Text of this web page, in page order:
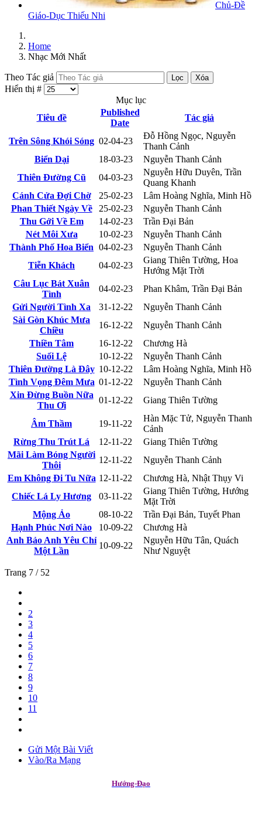
Chủ-Đề
Giáo-Dục Thiếu Nhi
Home
Nhạc Mới Nhất
Theo Tác giả Lọc Xóa
Hiển thị #
Mục lục
Tiêu đề
Published
Date
Tác giả
Trên Sông Khói Sóng 02-04-23
Đỗ Hồng Ngọc, Nguyễn
Thanh Cảnh
Biển Dại
18-03-23
Nguyễn Thanh Cảnh
Thiên Đường Cũ
04-03-23
Nguyễn Hữu Duyên, Trần
Quang Khanh
Cánh Cửa Đợi Chờ
25-02-23
Lâm Hoàng Nghĩa, Minh Hồ
Phan Thiết Ngày Về
25-02-23
Nguyễn Thanh Cảnh
Thu Gởi Về Em
14-02-23
Trần Đại Bản
Nét Môi Xưa
10-02-23
Nguyễn Thanh Cảnh
Thành Phố Hoa Biển 04-02-23
Nguyễn Thanh Cảnh
Tiễn Khách
04-02-23
Giang Thiên Tường, Hoa
Hướng Mặt Trời
Câu Lục Bát Xuân
Tình
04-02-23
Phan Khâm, Trần Đại Bản
Gửi Người Tình Xa
31-12-22
Nguyễn Thanh Cảnh
Sài Gòn Khúc Mưa
Chiều
16-12-22
Nguyễn Thanh Cảnh
Thiền Tâm
16-12-22
Chương Hà
Suối Lệ
10-12-22
Nguyễn Thanh Cảnh
Thiên Đường Là Đây 10-12-22
Lâm Hoàng Nghĩa, Minh Hồ
Tình Vọng Đêm Mưa 01-12-22
Nguyễn Thanh Cảnh
Xin Đừng Buồn Nữa
Thu Ơi
01-12-22 Giang Thiên Tường
Âm Thầm 19-11-22
Hàn Mặc Tử, Nguyễn Thanh
Cảnh
Rừng Thu Trút Lá
12-11-22
Giang Thiên Tường
Mãi Làm Bóng Người
Thôi
12-11-22
Nguyễn Thanh Cảnh
Em Không Đi Tu Nữa 12-11-22
Chương Hà, Nhật Thụy Vi
Chiếc Lá Ly Hương
03-11-22
Giang Thiên Tường, Hướng
Mặt Trời
Mộng Ảo
08-10-22
Trần Đại Bản, Tuyết Phan
Hạnh Phúc Nơi Nào
10-09-22
Chương Hà
Anh Bảo Anh Yêu Chỉ
Một Lần
10-09-22
Nguyễn Hữu Tân, Quách
Như Nguyệt
Trang 7 / 52
2
3
4
5
6
7
8
9
10
11
Gửi Một Bài Viết
Vào/Ra Mạng
Hướng-Đạo